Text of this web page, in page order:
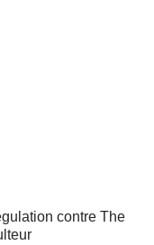
contre The